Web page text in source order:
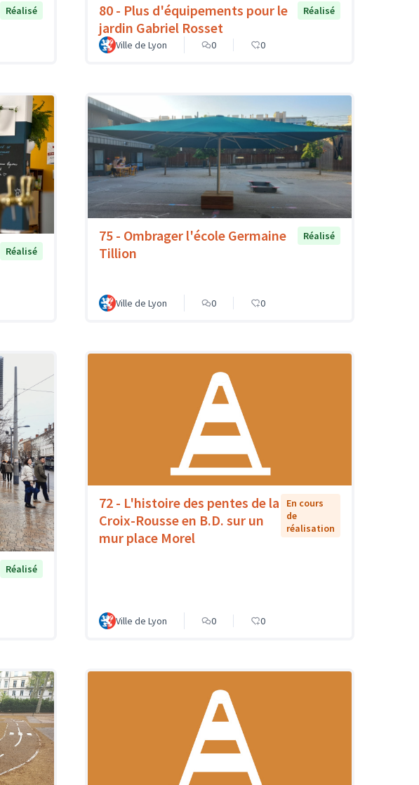
Réalisé
80 - Plus d'équipements pour le
jardin Gabriel Rosset
Réalisé
Ville de Lyon 0 0
Réalisé
75 - Ombrager l'école Germaine
Tillion
Réalisé
Ville de Lyon 0 0
Réalisé
72 - L'histoire des pentes de la
Croix-Rousse en B.D. sur un
mur place Morel
En cours
de
réalisation
Ville de Lyon 0 0